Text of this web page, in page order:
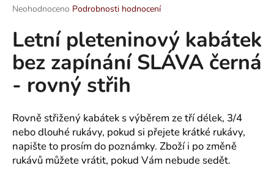
Průměrné
produktu
je
0,0
z
hvězdiček.
Neohodnoceno Podrobnosti hodnocení
Letní pleteninový kabátek
bez zapínání SLÁVA černá
- rovný střih
Rovně střižený kabátek s výběrem ze tří délek, 3/4
nebo dlouhé rukávy, pokud si přejete krátké rukávy,
napište to prosím do poznámky. Zboží i po změně
rukávů můžete vrátit, pokud Vám nebude sedět.
D
o
o
u
č
u
j